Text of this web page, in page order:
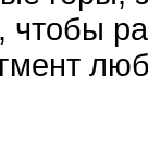
чтобы